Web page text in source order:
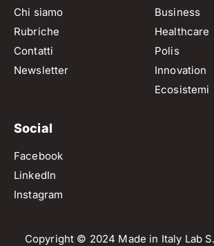
Chi siamo
Rubriche
Contatti
Newsletter
Business
Healthcare
Polis
Innovation
Ecosistemi
Social
Facebook
LinkedIn
Instagram
Copyright © 2024 Made in Italy Lab